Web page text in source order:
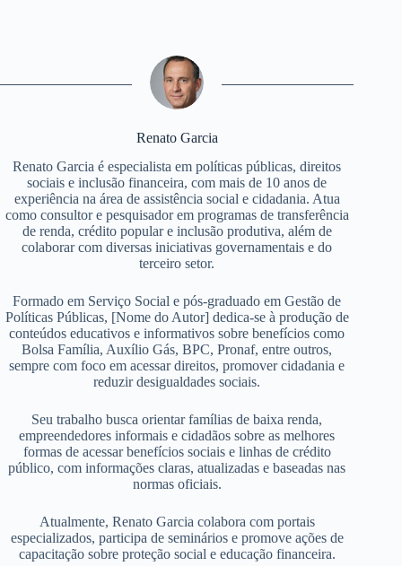
Renato Garcia
Renato Garcia é especialista em políticas públicas, direitos
sociais e inclusão financeira, com mais de 10 anos de
experiência na área de assistência social e cidadania. Atua
como consultor e pesquisador em programas de transferência
de renda, crédito popular e inclusão produtiva, além de
colaborar com diversas iniciativas governamentais e do
terceiro setor.
Formado em Serviço Social e pós-graduado em Gestão de
Políticas Públicas, [Nome do Autor] dedica-se à produção de
conteúdos educativos e informativos sobre benefícios como
Bolsa Família, Auxílio Gás, BPC, Pronaf, entre outros,
sempre com foco em acessar direitos, promover cidadania e
reduzir desigualdades sociais.
Seu trabalho busca orientar famílias de baixa renda,
empreendedores informais e cidadãos sobre as melhores
formas de acessar benefícios sociais e linhas de crédito
público, com informações claras, atualizadas e baseadas nas
normas oficiais.
Atualmente, Renato Garcia colabora com portais
especializados, participa de seminários e promove ações de
capacitação sobre proteção social e educação financeira.